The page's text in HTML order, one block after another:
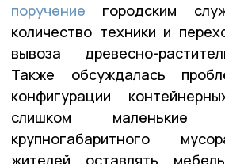
поручение городским
количество техники и
вывоза древесно-
Также обсуждалась
конфигурации
слишком маленькие
крупногабаритного